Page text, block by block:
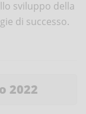
sviluppo della
di successo.
2022